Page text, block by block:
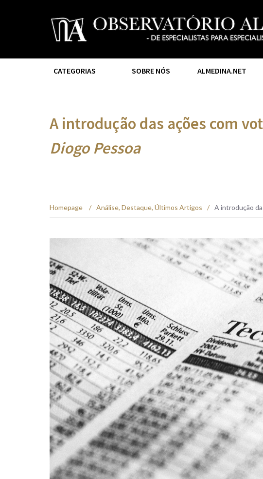
CATEGORIAS SOBRE NÓS ALMEDINA.NET
A introdução das ações com
Diogo Pessoa
Homepage / Análise, Destaque, Últimos Artigos / A introdução